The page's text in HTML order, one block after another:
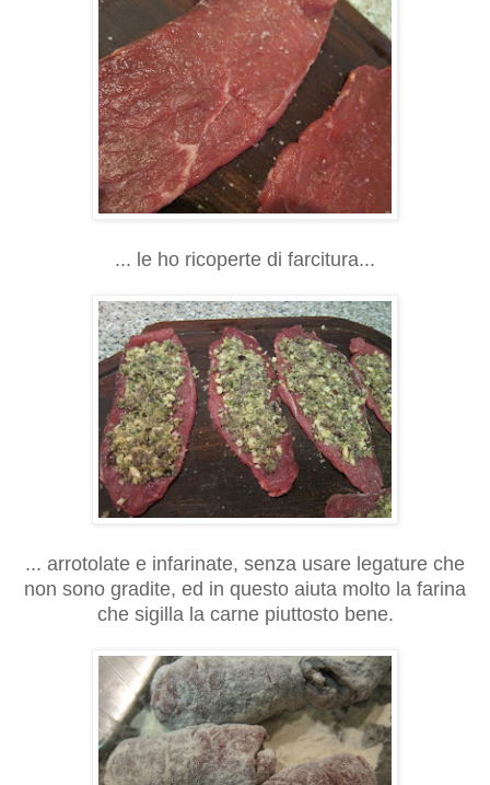
... le ho ricoperte di farcitura...
... arrotolate e infarinate, senza usare legature che
non sono gradite, ed in questo aiuta molto la farina
che sigilla la carne piuttosto bene.